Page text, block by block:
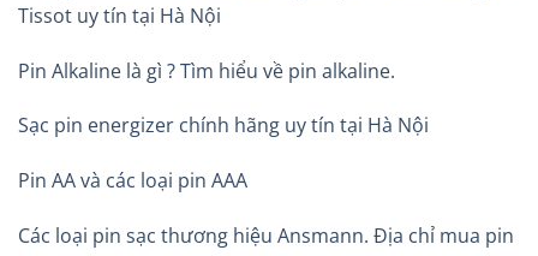
Tissot uy tín tại Hà Nội
Pin Alkaline là gì ? Tìm hiểu về pin alkaline.
Sạc pin energizer chính hãng uy tín tại Hà Nội
Pin AA và các loại pin AAA
Các loại pin sạc thương hiệu Ansmann. Địa chỉ mua pin